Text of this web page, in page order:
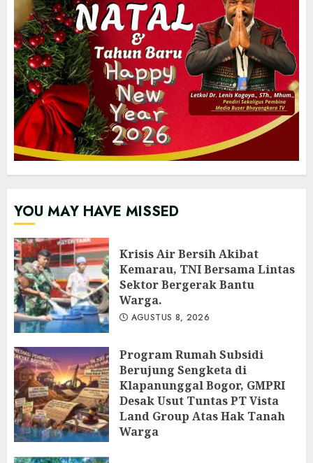
YOU MAY HAVE MISSED
Krisis Air Bersih Akibat
Kemarau, TNI Bersama Lintas
Sektor Bergerak Bantu
Warga.
AGUSTUS 8, 2026
Program Rumah Subsidi
Berujung Sengketa di
Klapanunggal Bogor, GMPRI
Desak Usut Tuntas PT Vista
Land Group Atas Hak Tanah
Warga